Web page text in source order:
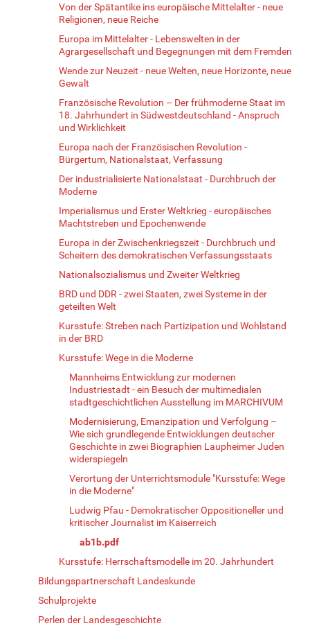
Von der Spätantike ins europäische Mittelalter - neue
Religionen, neue Reiche
Europa im Mittelalter - Lebenswelten in der
Agrargesellschaft und Begegnungen mit dem Fremden
Wende zur Neuzeit - neue Welten, neue Horizonte, neue
Gewalt
Französische Revolution – Der frühmoderne Staat im
18. Jahrhundert in Südwestdeutschland - Anspruch
und Wirklichkeit
Europa nach der Französischen Revolution -
Bürgertum, Nationalstaat, Verfassung
Der industrialisierte Nationalstaat - Durchbruch der
Moderne
Imperialismus und Erster Weltkrieg - europäisches
Machtstreben und Epochenwende
Europa in der Zwischenkriegszeit - Durchbruch und
Scheitern des demokratischen Verfassungsstaats
Nationalsozialismus und Zweiter Weltkrieg
BRD und DDR - zwei Staaten, zwei Systeme in der
geteilten Welt
Kursstufe: Streben nach Partizipation und Wohlstand
in der BRD
Kursstufe: Wege in die Moderne
Mannheims Entwicklung zur modernen
Industriestadt - ein Besuch der multimedialen
stadtgeschichtlichen Ausstellung im MARCHIVUM
Modernisierung, Emanzipation und Verfolgung –
Wie sich grundlegende Entwicklungen deutscher
Geschichte in zwei Biographien Laupheimer Juden
widerspiegeln
Verortung der Unterrichtsmodule "Kursstufe: Wege
in die Moderne"
Ludwig Pfau - Demokratischer Oppositioneller und
kritischer Journalist im Kaiserreich
ab1b.pdf
Kursstufe: Herrschaftsmodelle im 20. Jahrhundert
Bildungspartnerschaft Landeskunde
Schulprojekte
Perlen der Landesgeschichte